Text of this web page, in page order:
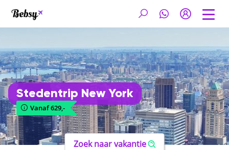
Stedentrip New York
Vanaf 629,-
Zoek naar vakantie